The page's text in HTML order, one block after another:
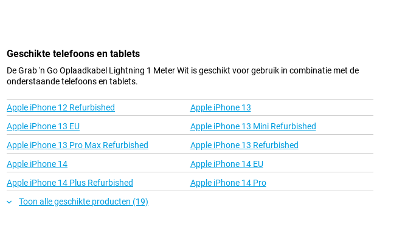
Geschikte telefoons en tablets
De Grab 'n Go Oplaadkabel Lightning 1 Meter Wit is geschikt voor gebruik in combinatie met de
onderstaande telefoons en tablets.
Apple iPhone 12 Refurbished
Apple iPhone 13
Apple iPhone 13 EU
Apple iPhone 13 Mini Refurbished
Apple iPhone 13 Pro Max Refurbished
Apple iPhone 13 Refurbished
Apple iPhone 14
Apple iPhone 14 EU
Apple iPhone 14 Plus Refurbished
Apple iPhone 14 Pro
Toon alle geschikte producten (19)